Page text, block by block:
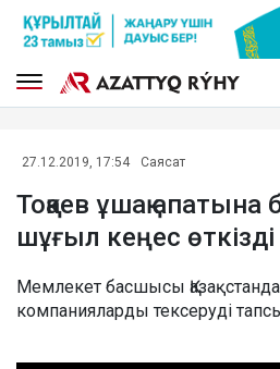
27.12.2019, 17:54 Саясат
Тоқаев ұшақ
шұғыл кеңес өткізді
Мемлекет басшысы
компанияларды тексеруді